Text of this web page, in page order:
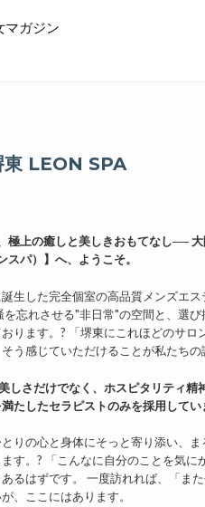
東 LEON SPA
極上の癒しと美しきおもてなし──
スパ）】へ、ようこそ。
生した完全個室の高品質メンズエス
を忘れさせる"非日常"の空間と、選
ります。? 「堺東にこれほどのサ
う感じていただけることが私たちの
しさだけでなく、ホスピタリティ精
たしたセラピストのみを採用してい
りの心と身体にそっと寄り添い、
す。? 「こんなに自分のことを気
るはずです。 一度訪れれば、「ま
、ここにはあります。